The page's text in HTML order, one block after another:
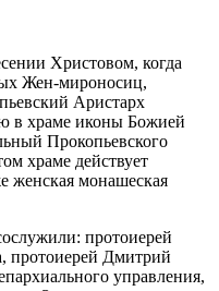
Христовом, когда
Жен-мироносиц,
Аристарх
в храме иконы Божией
Прокопьевского
храме действует
женская монашеская
протоиерей
протоиерей Дмитрий
управления,